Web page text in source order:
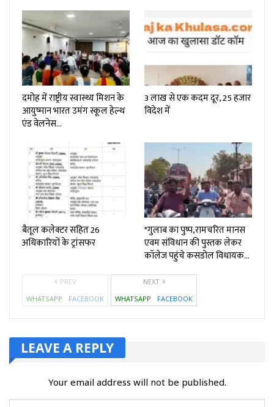
दमोह में राष्ट्रीय स्वास्थ्य मिशन के
आयुष्मान भारत उमंग स्कूल हेल्थ
एंड वेलनेस…
3 लाख से एक कदम दूर, 25 हजार
विदेश में
बैतूल कलेक्टर सहित 26
अधिकारियों के ट्रांसफर
*गुलाब का पुष्प,रामचरित मानस
एवम संविधान की पुस्तक लेकर
कॉलेज पहुंचे कसडोल विधायक…
PREV
WHATSAPP
FACEBOOK
NEXT
WHATSAPP
FACEBOOK
LEAVE A REPLY
Your email address will not be published.